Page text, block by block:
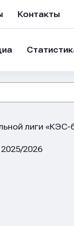
Контакты
лиги «КЭС-
2026